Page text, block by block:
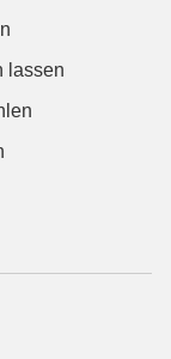
lassen